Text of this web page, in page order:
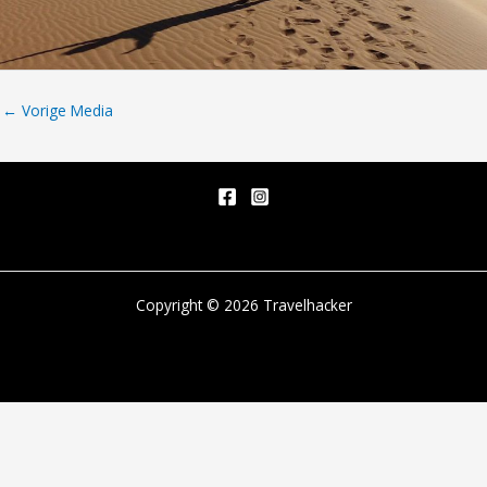
← Vorige Media
Copyright © 2026 Travelhacker